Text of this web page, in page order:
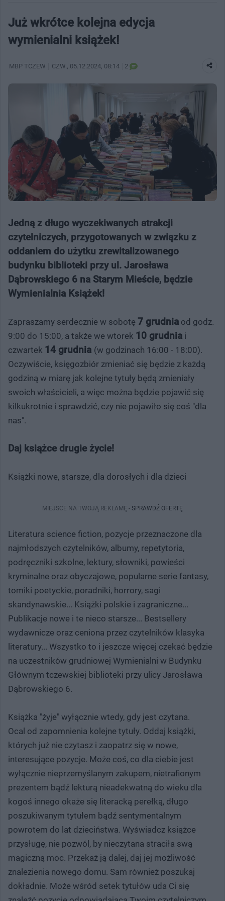
Już wkrótce kolejna edycja
wymienialni książek!
MBP TCZEW CZW. , 05.12.2024, 08:14 2
Jedną z długo wyczekiwanych atrakcji
czytelniczych, przygotowanych w związku z
oddaniem do użytku zrewitalizowanego
budynku biblioteki przy ul. Jarosława
Dąbrowskiego 6 na Starym Mieście, będzie
Wymienialnia Książek!
Zapraszamy serdecznie w sobotę 7 grudnia od godz.
9:00 do 15:00, a także we wtorek 10 grudnia i
czwartek 14 grudnia (w godzinach 16:00 - 18:00).
Oczywiście, księgozbiór zmieniać się będzie z każdą
godziną w miarę jak kolejne tytuły będą zmieniały
swoich właścicieli, a więc można będzie pojawić się
kilkukrotnie i sprawdzić, czy nie pojawiło się coś "dla
nas".
Daj książce drugie życie!
Książki nowe, starsze, dla dorosłych i dla dzieci
MIEJSCE NA TWOJĄ REKLAMĘ - SPRAWDŹ OFERTĘ
Literatura science fiction, pozycje przeznaczone dla
najmłodszych czytelników, albumy, repetytoria,
podręczniki szkolne, lektury, słowniki, powieści
kryminalne oraz obyczajowe, popularne serie fantasy,
tomiki poetyckie, poradniki, horrory, sagi
skandynawskie... Książki polskie i zagraniczne...
Publikacje nowe i te nieco starsze... Bestsellery
wydawnicze oraz ceniona przez czytelników klasyka
literatury... Wszystko to i jeszcze więcej czekać będzie
na uczestników grudniowej Wymienialni w Budynku
Głównym tczewskiej biblioteki przy ulicy Jarosława
Dąbrowskiego 6.
Książka "żyje" wyłącznie wtedy, gdy jest czytana.
Ocal od zapomnienia kolejne tytuły. Oddaj książki,
których już nie czytasz i zaopatrz się w nowe,
interesujące pozycje. Może coś, co dla ciebie jest
wyłącznie nieprzemyślanym zakupem, nietrafionym
prezentem bądź lekturą nieadekwatną do wieku dla
kogoś innego okaże się literacką perełką, długo
poszukiwanym tytułem bądź sentymentalnym
powrotem do lat dzieciństwa. Wyświadcz książce
przysługę, nie pozwól, by nieczytana straciła swą
magiczną moc. Przekaż ją dalej, daj jej możliwość
znalezienia nowego domu. Sam również poszukaj
dokładnie. Może wśród setek tytułów uda Ci się